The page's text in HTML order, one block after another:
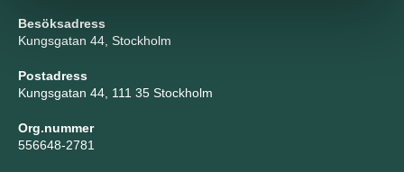
Besöksadress
Kungsgatan 44, Stockholm
Postadress
Kungsgatan 44, 111 35 Stockholm
Org.nummer
556648-2781